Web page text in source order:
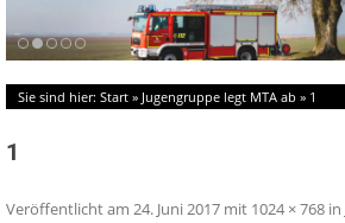
Sie sind hier: Start » Jugengruppe legt MTA ab » 1
1
Veröffentlicht am 24. Juni 2017 mit 1024 × 768 in